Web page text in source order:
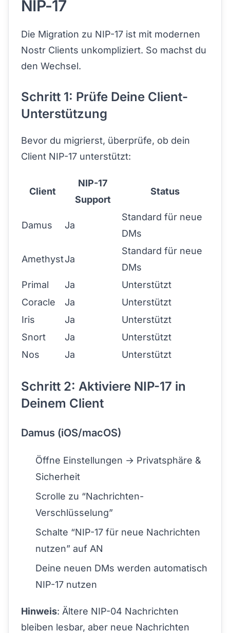
NIP-17
Die Migration zu NIP-17 ist mit modernen
Nostr Clients unkompliziert. So machst du
den Wechsel.
Schritt 1: Prüfe Deine Client-
Unterstützung
Bevor du migrierst, überprüfe, ob dein
Client NIP-17 unterstützt:
Client
NIP-17
Support
Status
Damus Ja
Standard für neue
DMs
AmethystJa
Standard für neue
DMs
Primal
Ja
Unterstützt
Coracle
Ja
Unterstützt
Iris
Ja
Unterstützt
Snort
Ja
Unterstützt
Nos
Ja Unterstützt
Schritt 2: Aktiviere NIP-17 in
Deinem Client
Damus (iOS/macOS)
Öffne Einstellungen → Privatsphäre &
Sicherheit
Scrolle zu “Nachrichten-
Verschlüsselung”
Schalte “NIP-17 für neue Nachrichten
nutzen” auf AN
Deine neuen DMs werden automatisch
NIP-17 nutzen
Hinweis: Ältere NIP-04 Nachrichten
bleiben lesbar, aber neue Nachrichten